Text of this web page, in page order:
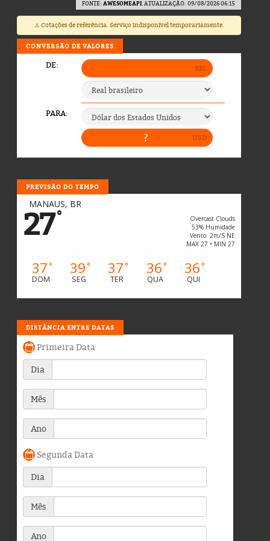
FONTE: AWESOMEAPI. ATUALIZAÇÃO: 09/08/2026 06:15
⚠️ Cotações de referência. Serviço indisponível temporariamente.
CONVERSÃO DE VALORES
PREVISÃO DO TEMPO
MANAUS, BR
27°
Overcast Clouds
53% Humidade
Vento: 2m/s NE
MAX 27 • MIN 27
37°
DOM
39°
SEG
37°
TER
36°
QUA
36°
QUI
DISTÂNCIA ENTRE DATAS